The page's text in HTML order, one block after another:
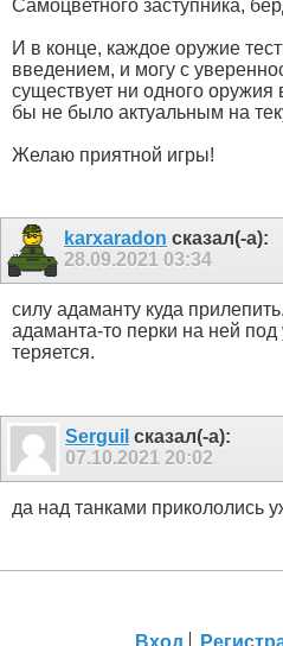
Самоцветного заступника,
И в конце, каждое оружие
введением, и могу с
существует ни одного оружия
бы не было актуальным на
Желаю приятной игры!
karxaradon сказал(-а):
28.09.2021 03:34
силу адаманту куда
адаманта-то перки на ней
теряется.
Serguil сказал(-а):
07.10.2021 20:02
да над танками прикололись
Вход